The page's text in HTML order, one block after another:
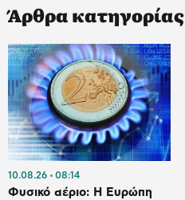
Άρθρα κατηγορίας
10.08.26 08:14
Φυσικό αέριο: Η Ευρώπη